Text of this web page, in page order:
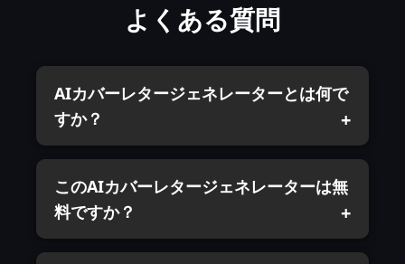
よくある質問
AIカバーレタージェネレーターとは何で
すか？
このAIカバーレタージェネレーターは無
料ですか？